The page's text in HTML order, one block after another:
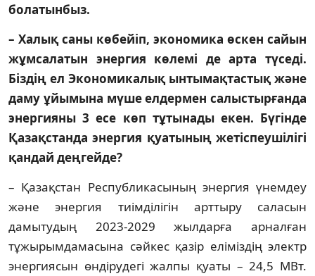
болатынбыз.
– Халық саны көбейіп, экономика өс­кен сайын
жұмсалатын энергия көлемі де арта түседі.
Біздің ел Эконо­микалық ынты­мақтастық және
даму ұйымына мүше ел­дер­мен салыстыр­ғанда
энергияны 3 есе көп тұтынады екен. Бүгінде
Қазақстанда энер­гия қу­аты­ның жетіспеушілігі
қандай дең­гейде?
– Қазақстан Республикасының энергия үнемдеу
және энергия тиімділігін арттыру саласын
дамытудың 2023-2029 жылдарға арналған
тұжырымдамасына сәйкес қазір еліміздің электр
энергиясын өндірудегі жалпы қуаты – 24,5 МВт.